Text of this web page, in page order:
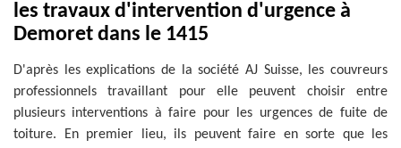
les travaux d'intervention d'urgence à
Demoret dans le 1415
D'après les explications de la société AJ Suisse, les couvreurs
professionnels travaillant pour elle peuvent choisir entre
plusieurs interventions à faire pour les urgences de fuite de
toiture. En premier lieu, ils peuvent faire en sorte que les